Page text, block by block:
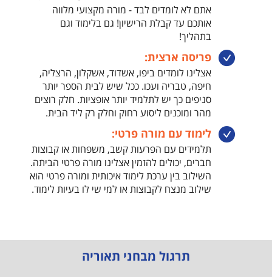
אתם לא לומדים לבד - מורה מקצועי מלווה
אותכם עד קבלת הרישיון! גם בלימוד וגם
בתהליך!
פריסה ארצית:
אצלינו לומדים ביפו, אשדוד, אשקלון, הרצליה,
חיפה, טבריה ועכו. ככל שיש לבית הספר יותר
סניפים כך יש לתלמיד יותר אופציות. חלק רוצים
מהר ומוכנים ליסוע רחוק וחלק רק ליד הבית.
לימוד עם מורה פרטי:
תלמידים עם הפרעות קשב, משפחות או קבוצות
חברים, יכולים להזמין אצלינו מורה פרטי הביתה.
השילוב בין ערכת לימוד איכותית ומורה פרטי הוא
שילוב מנצח לקבוצות או למי שי לו בעיות לימוד.
תרגול מבחני תאוריה